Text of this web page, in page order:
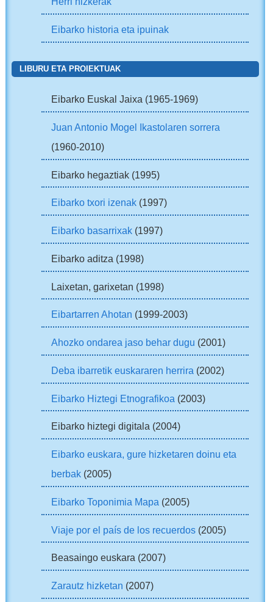
Eibarko historia eta ipuinak
LIBURU ETA PROIEKTUAK
Eibarko Euskal Jaixa (1965-1969)
Juan Antonio Mogel Ikastolaren sorrera
(1960-2010)
Eibarko hegaztiak (1995)
Eibarko txori izenak(1997)
Eibarko basarrixak(1997)
Eibarko aditza (1998)
Laixetan, garixetan (1998)
Eibartarren Ahotan (1999-2003)
Ahozko ondarea jaso behar dugu (2001)
Deba ibarretik euskararen herrira (2002)
Eibarko Hiztegi Etnografikoa (2003)
Eibarko hiztegi digitala (2004)
Eibarko euskara, gure hizketaren doinu eta
berbak(2005)
Eibarko Toponimia Mapa (2005)
Viaje por el país de los recuerdos(2005)
Beasaingo euskara (2007)
Zarautz hizketan (2007)